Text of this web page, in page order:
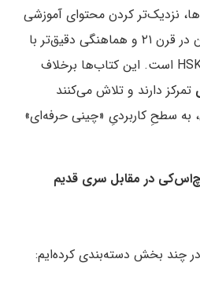
کردن محتوای آموزشی
به نیازهای واقعی زبان‌آموزان در قرن ۲۱ و هماهنگی دقیق‌تر با
استانداردهای جدید آزمون HSK است. این کتاب‌ها برخلاف
دارند و تلاش می‌کنند
به سطحِ کاربردیِ «چینی حرفه‌ای»
چند بخش دسته‌بندی کرده‌ایم: